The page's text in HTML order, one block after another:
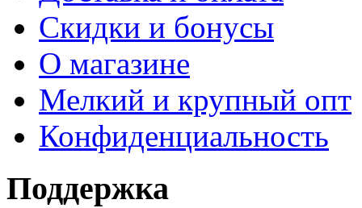
Скидки и бонусы
О магазине
Мелкий и крупный опт
Конфиденциальность
Поддержка